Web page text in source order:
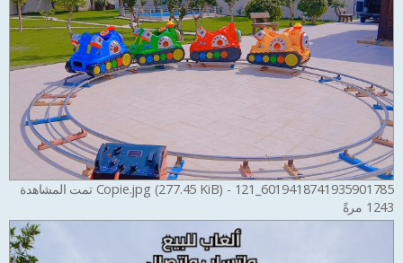
6019418741935901785_121 - Copie.jpg (277.45 KiB) تمت المشاهدة
1243 مرةً